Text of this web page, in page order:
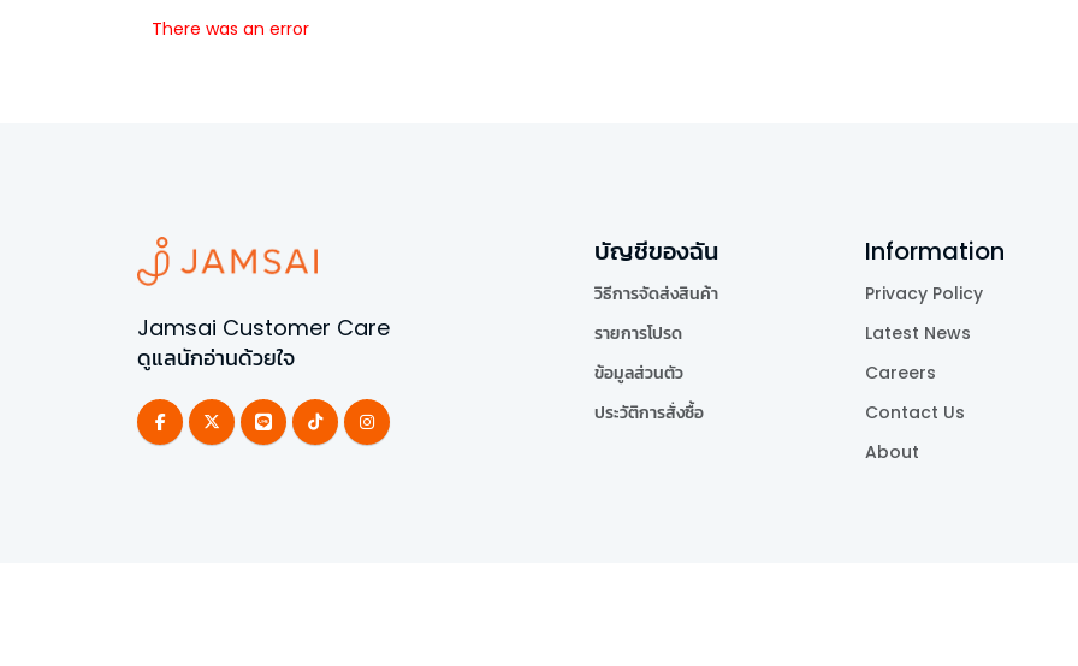
There was an error
Jamsai Customer Care
ดูแลนักอ่านด้วยใจ
บัญชีของฉัน
วิธีการจัดส่งสินค้า
รายการโปรด
ข้อมูลส่วนตัว
ประวัติการสั่งซื้อ
Information
Privacy Policy
Latest News
Careers
Contact Us
About